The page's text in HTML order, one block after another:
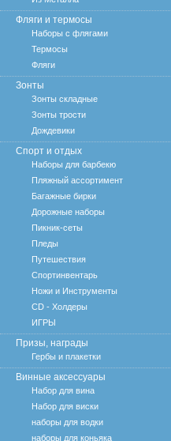
Фляги и термосы
Наборы с флягами
Термосы
Фляги
Зонты
Зонты складные
Зонты трости
Дождевики
Спорт и отдых
Наборы для барбекю
Пляжный ассортимент
Багажные бирки
Дорожные наборы
Пикник-сеты
Пледы
Путешествия
Спортинвентарь
Ножи и Инструменты
CD - Холдеры
ИГРЫ
Призы, награды
Гербы и плакетки
Винные аксессуары
Набор для вина
Набор для виски
наборы для водки
наборы для коньяка